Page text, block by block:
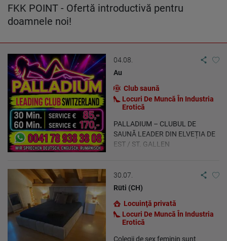
FKK POINT - Ofertă introductivă pentru
doamnele noi!
04.08.
Au
Club saună
Locuri De Muncă În Industria
Erotică
PALLADIUM – CLUBUL DE
SAUNĂ LEADER DIN ELVEȚIA DE
EST / ST. GALLEN
30.07.
Rüti (CH)
Locuinţă privată
Locuri De Muncă În Industria
Erotică
Colegii de sex feminin sunt